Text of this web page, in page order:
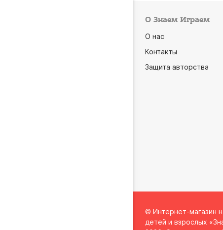
О Знаем Играем
О нас
Контакты
Защита авторства
© Интернет-магазин
детей и взрослых